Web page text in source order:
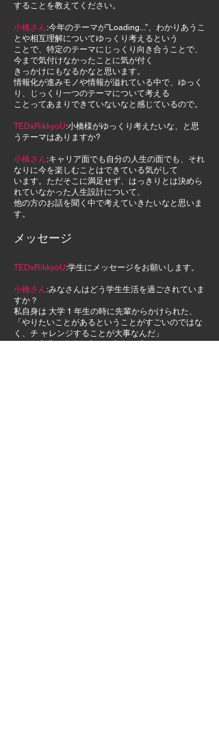
することを教えてください。
小橋さん:今年のテーマが”Loading...”、わかりあうこ
とや相互理解についてゆっくり考える と いう
ことで、特定のテーマにじっくり向き合うことで、
今まで気付けなかったことに気が付く
きっかけにもなるかなと思います。
情報化が進みモノや情報が溢れている中で、ゆっく
り、じっくり一つのテーマについて考える
ことってあまりできていないなと感じているので。
TEDxRikkyoU:小橋様がゆっくり考えたいな、と思
うテーマはありますか?
小橋さん:キャリア面でも自分の人生の面でも、それ
なりに今を楽しむことはできている気がして
います。ただそこに満足せず、はっきりとは決めら
れていなかった人生設計について、
他の方のお話を聞く中で考えていきたいなと思いま
す。
メッセージ
TEDxRikkyoU:学生にメッセージをお願いします。
小橋さん:みなさんはどう学生生活を過ごされていま
すか？
私自身は 大学 1 年生の時に先輩からかけられた、
「やりたいことがあるということがすごいのではな
く、チ ャレンジすることが大事なんだ」